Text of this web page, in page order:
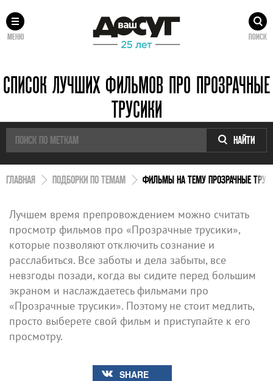
МЕНЮ ПОИСК
СПИСОК ЛУЧШИХ ФИЛЬМОВ ПРО ПРОЗРАЧНЫЕ
ТРУСИКИ
НАЙТИ
ГЛАВНАЯ ПОДБОРКИ ПО ТЕМАМ ФИЛЬМЫ НА ТЕМУ ПРОЗРАЧНЫЕ
Лучшем время препровождением можно считать
просмотр фильмов про «Прозрачные трусики»,
которые позволяют отключить сознание и
расслабиться. Все заботы и дела забыты, все
невзгоды позади, когда вы сидите перед большим
экраном и наслаждаетесь фильмами про
«Прозрачные трусики». Поэтому не стоит медлить,
просто выберете свой фильм и приступайте к его
просмотру.
SHARE